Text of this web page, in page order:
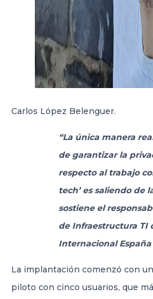
Carlos López Belenguer.
“La única manera
de garantizar la
respecto al trabajo
tech’ es saliendo de
sostiene el
de Infraestructura TI
Internacional España
La implantación comenzó con
piloto con cinco usuarios, que